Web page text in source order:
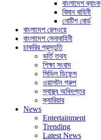
বাংলাদেশ ব্যাংক
বিমান বাহিনী
নোটিশ বোর্ড
বাংলাদেশ রেলওয়ে
বাংলাদেশ সেনাবাহিনী
চাকরির প্রস্তুতি
ভর্তি তথ্য
শিক্ষা সংবাদ
সিভিল ডিফেন্স
ওয়ালটন গ্রুপ
স্বাস্থ্য অধিদপ্তর
ক্যারিয়ার
News
Entertainment
Trending
Latest News